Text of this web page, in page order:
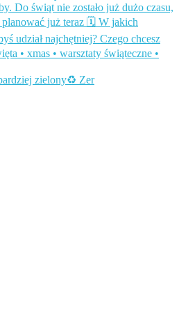
zielony♻️ Zer